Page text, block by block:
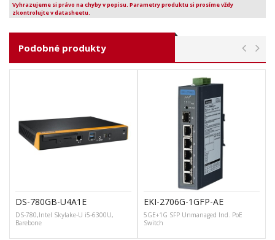
Vyhrazujeme si právo na chyby v popisu. Parametry produktu si prosíme vždy
zkontrolujte v datasheetu.
Podobné produkty
DS-780GB-U4A1E
DS-780,Intel Skylake-U i5-6300U,
Barebone
EKI-2706G-1GFP-AE
5GE+1G SFP Unmanaged Ind. PoE
Switch